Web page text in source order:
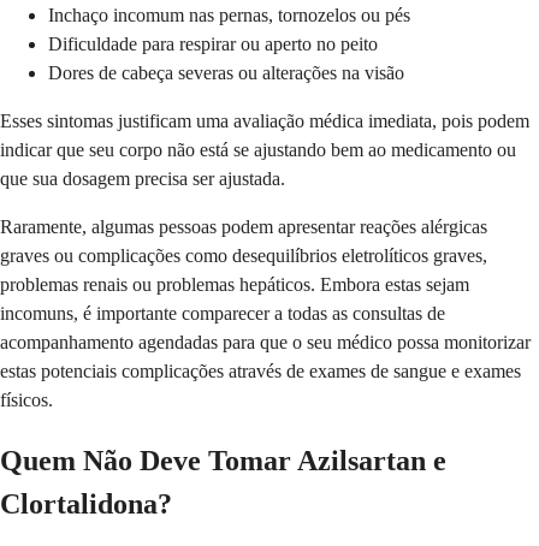
Inchaço incomum nas pernas, tornozelos ou pés
Dificuldade para respirar ou aperto no peito
Dores de cabeça severas ou alterações na visão
Esses sintomas justificam uma avaliação médica imediata, pois podem
indicar que seu corpo não está se ajustando bem ao medicamento ou
que sua dosagem precisa ser ajustada.
Raramente, algumas pessoas podem apresentar reações alérgicas
graves ou complicações como desequilíbrios eletrolíticos graves,
problemas renais ou problemas hepáticos. Embora estas sejam
incomuns, é importante comparecer a todas as consultas de
acompanhamento agendadas para que o seu médico possa monitorizar
estas potenciais complicações através de exames de sangue e exames
físicos.
Quem Não Deve Tomar Azilsartan e
Clortalidona?